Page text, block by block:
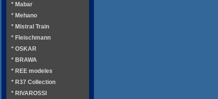
* Mabar
* Mehano
* Mistral Train
* Fleischmann
* OSKAR
* BRAWA
* REE modeles
* R37 Collection
* RIVAROSSI